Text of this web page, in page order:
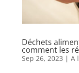
Déchets
comment les
Sep 26, 2023 | A